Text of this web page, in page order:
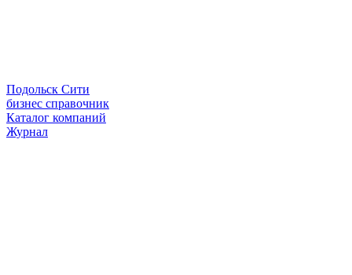
Подольск Сити
бизнес справочник
Каталог компаний
Журнал